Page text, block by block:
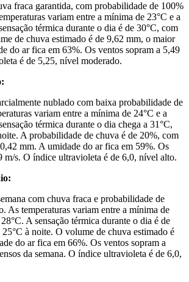
fraca garantida, com probabilidade de 100%
variam entre a mínima de 23°C e a
térmica durante o dia é de 30°C, com
de chuva estimado é de 9,62 mm, o maior
do ar fica em 63%. Os ventos sopram a 5,49
é de 5,25, nível moderado.
nublado com baixa probabilidade de
variam entre a mínima de 24°C e a
térmica durante o dia chega a 31°C,
A probabilidade de chuva é de 20%, com
mm. A umidade do ar fica em 59%. Os
m/s. O índice ultravioleta é de 6,0, nível alto.
com chuva fraca e probabilidade de
As temperaturas variam entre a mínima de
A sensação térmica durante o dia é de
à noite. O volume de chuva estimado é
do ar fica em 66%. Os ventos sopram a
da semana. O índice ultravioleta é de 6,0,